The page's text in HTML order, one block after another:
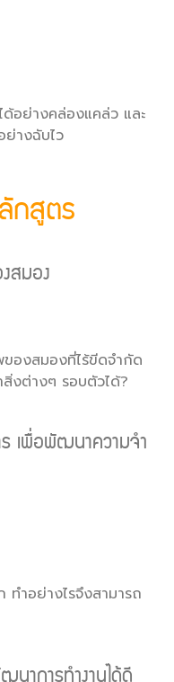
ด้อย่างคล่องแคล่ว และ
างฉับไว
กสูตร
สมอง
องสมองที่ไร้ขีดจำกัด
งต่างๆ รอบตัวได้?
เพื่อพัฒนาความจำ
ทำอย่างไรจึงสามารถ
าการทำงานได้ดี